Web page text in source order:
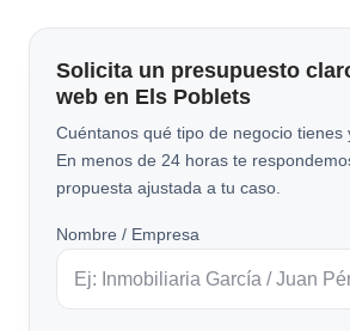
Solicita un presupuesto
web en Els Poblets
Cuéntanos qué tipo de negocio tienes
En menos de 24 horas te
propuesta ajustada a tu caso.
Nombre / Empresa